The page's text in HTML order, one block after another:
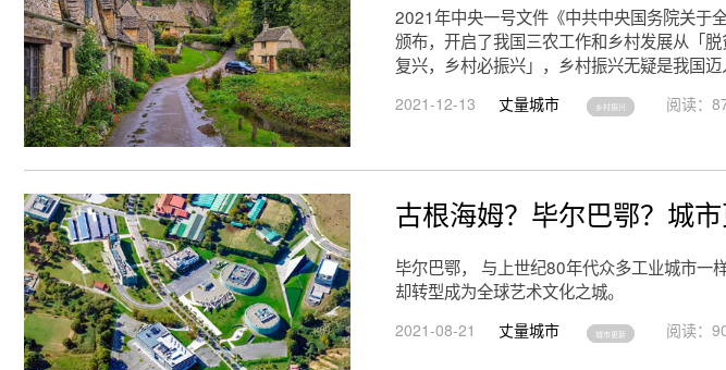
2021年中央一号文件《中共中央国务院关于
颁布，开启了我国三农工作和乡村发展从「
复兴，乡村必振兴」，乡村振兴无疑是我国
2021-12-13 丈量城市 乡村振兴 阅读：
古根海姆？毕尔巴鄂？城
毕尔巴鄂， 与上世纪80年代众多工业城市一
却转型成为全球艺术文化之城。
2021-08-21 丈量城市 城市更新 阅读：